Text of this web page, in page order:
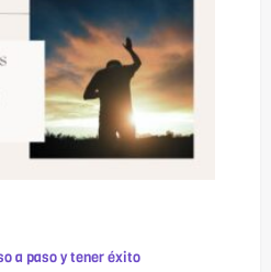
a paso y tener éxito